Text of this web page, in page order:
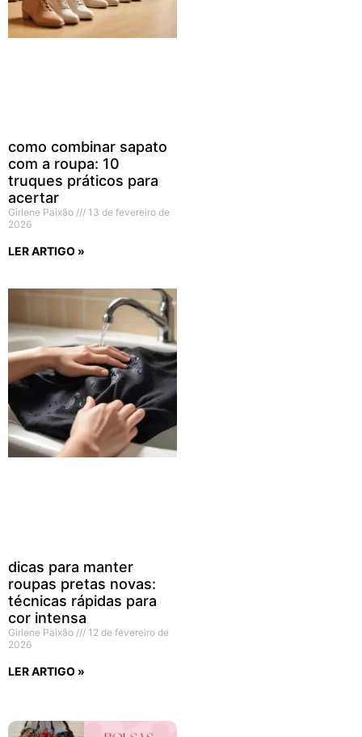
como combinar sapato
com a roupa: 10
truques práticos para
acertar
Girlene Paixão
13 de fevereiro de
2026
LER ARTIGO »
dicas para manter
roupas pretas novas:
técnicas rápidas para
cor intensa
Girlene Paixão
12 de fevereiro de
2026
LER ARTIGO »